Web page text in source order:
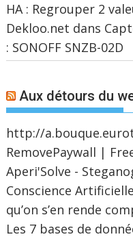
HA : Regrouper 2
Dekloo.net dans
: SONOFF SNZB-02D
Aux détours du
http://
RemovePaywall |
Aperi'Solve -
Conscience
qu’on s’en rende
Les 7 bases de